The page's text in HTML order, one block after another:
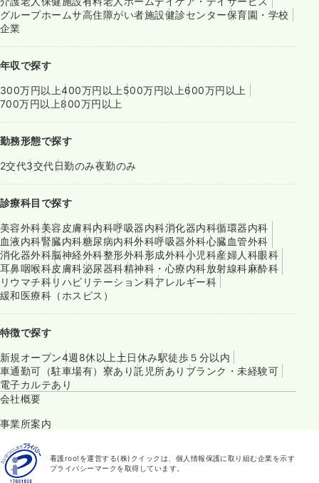
グループホームサ高住障がい者施設健診センター保育園・学校
企業
年収で探す
300万円以上400万円以上 500万円以上600万円以上
700万円以上800万円以上
勤務形態で探す
2交代3交代日勤のみ夜勤のみ
診療科目で探す
美容外科美容皮膚科内科呼吸器内科消化器内科循環器内科
血液内科腎臓内科糖尿病内科外科呼吸器外科心臓血管外科
消化器外科脳神経外科整形外科形成外科小児科産婦人科眼科
耳鼻咽喉科皮膚科泌尿器科精神科・心療内科放射線科麻酔科
リウマチ科リハビリテーション科アレルギー科
緩和医療科（ホスピス）
特徴で探す
新規オープン4週8休以上 土日休み駅徒歩５分以内
車通勤可（駐車場有） 寮あり託児所あり ブランク・未経験可
電子カルテあり
会社概要
事業所案内
看護roo!を運営する(株)クイックは、個人情報保護に取り組む企業を示す
プライバシーマークを取得しています。